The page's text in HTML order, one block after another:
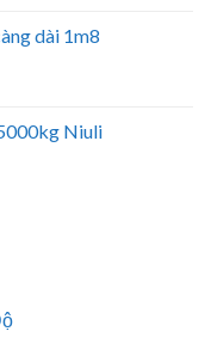
dài 1m8
Niuli